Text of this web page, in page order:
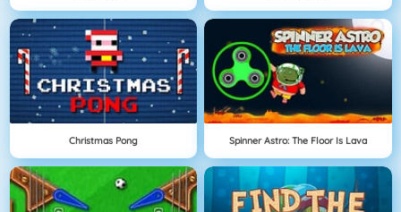
Christmas Pong Spinner Astro: The Floor Is Lava